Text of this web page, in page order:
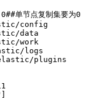
单节点复制集要为0
config
data
work
logs
plugins